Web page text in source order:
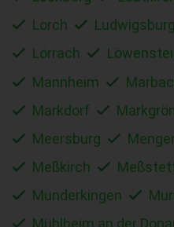
Lorch
Ludwigsburg
Lörrach
Mannheim
Markdorf
Meersburg
Meßkirch
Munderkingen
Mühlheim an der